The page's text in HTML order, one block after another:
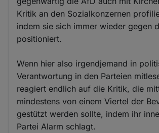
Kritik an den Sozialkonzernen
indem sie sich immer wieder gegen
positioniert.
Wenn hier also irgendjemand in
Verantwortung in den Parteien
reagiert endlich auf die Kritik, die
mindestens von einem Viertel der
gestützt werden sollte, indem ihr
Partei Alarm schlagt.